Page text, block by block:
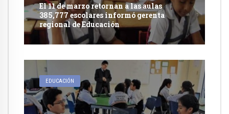
El 11 de marzo retornan a las aulas
385,777 escolares informó gerenta
regional de Educación
EDUCACIÓN